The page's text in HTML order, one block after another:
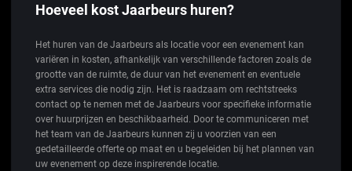
Hoeveel kost Jaarbeurs huren?
Het huren van de Jaarbeurs als locatie voor een evenement kan
variëren in kosten, afhankelijk van verschillende factoren zoals de
grootte van de ruimte, de duur van het evenement en eventuele
extra services die nodig zijn. Het is raadzaam om rechtstreeks
contact op te nemen met de Jaarbeurs voor specifieke informatie
over huurprijzen en beschikbaarheid. Door te communiceren met
het team van de Jaarbeurs kunnen zij u voorzien van een
gedetailleerde offerte op maat en u begeleiden bij het plannen van
uw evenement op deze inspirerende locatie.